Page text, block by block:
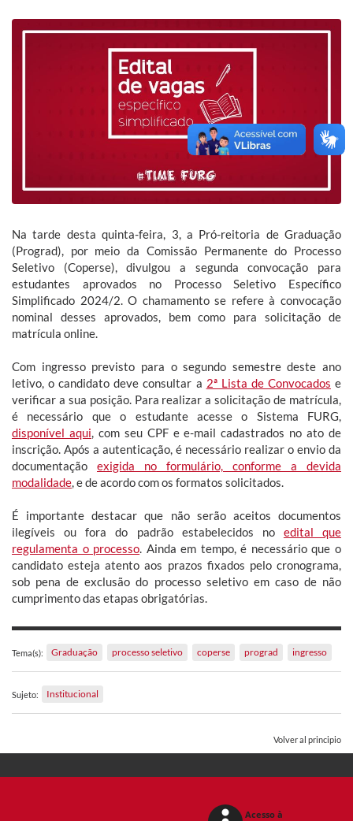
Na tarde desta quinta-feira, 3, a Pró-reitoria de Graduação
(Prograd), por meio da Comissão Permanente do Processo
Seletivo (Coperse), divulgou a segunda convocação para
estudantes aprovados no Processo Seletivo Específico
Simplificado 2024/2. O chamamento se refere à convocação
nominal desses aprovados, bem como para solicitação de
matrícula online.
Com ingresso previsto para o segundo semestre deste ano
letivo, o candidato deve consultar a 2ª Lista de Convocados e
verificar a sua posição. Para realizar a solicitação de matrícula,
é necessário que o estudante acesse o Sistema FURG,
disponível aqui, com seu CPF e e-mail cadastrados no ato de
inscrição. Após a autenticação, é necessário realizar o envio da
documentação exigida no formulário, conforme a devida
modalidade, e de acordo com os formatos solicitados.
É importante destacar que não serão aceitos documentos
ilegíveis ou fora do padrão estabelecidos no edital que
regulamenta o processo. Ainda em tempo, é necessário que o
candidato esteja atento aos prazos fixados pelo cronograma,
sob pena de exclusão do processo seletivo em caso de não
cumprimento das etapas obrigatórias.
Tema(s): Graduação processo seletivo coperse prograd ingresso
Sujeto: Institucional
Volver al principio